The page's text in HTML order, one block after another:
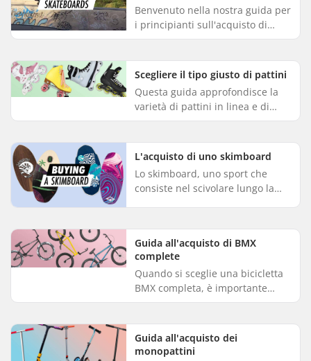
Benvenuto nella nostra guida per
i principianti sull'acquisto di
skateboard. Questa guida ti
ideale se sei alle prim...
Scegliere il tipo giusto di pattini
Questa guida approfondisce la
varietà di pattini in linea e di
pattini a rotelle disponibili.
scegliere i pattini pe...
L'acquisto di uno skimboard
Lo skimboard, uno sport che
consiste nel scivolare lungo la
crescente. Tuttavia, l'apparenza
in...
Guida all'acquisto di BMX
complete
Quando si sceglie una bicicletta
BMX completa, è importante
valutare attentamente diversi
sia in linea con le esig...
Guida all'acquisto dei
monopattini